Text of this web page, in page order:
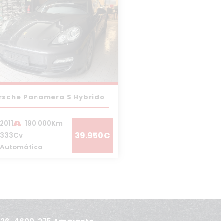
Panamera S Hybrido
2011
190.000Km
333Cv
Automática
39.950€